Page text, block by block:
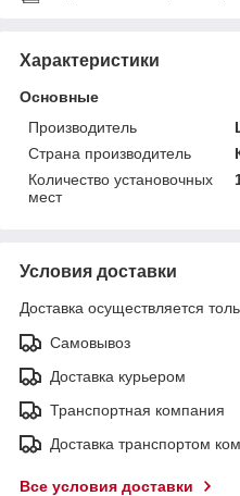
Характеристики
Основные
Производитель
Страна производитель
Количество установочных
мест
Условия доставки
Доставка осуществляется
Самовывоз
Доставка курьером
Транспортная компания
Доставка транспортом
Все условия доставки